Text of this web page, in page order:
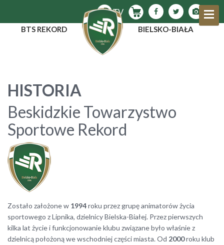
BTS REKORD BIELSKO-BIAŁA
HISTORIA
Beskidzkie Towarzystwo
Sportowe Rekord
Zostało założone w 1994roku przez grupę animatorów życia
sportowego z Lipnika, dzielnicy Bielska-Białej. Przez pierwszych
kilka lat życie i funkcjonowanie klubu związane było właśnie z
dzielnicą położoną we wschodniej części miasta. Od 2000roku klub